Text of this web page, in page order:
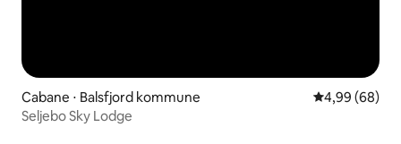
Cabane ⋅ Balsfjord kommune Évaluation
4,99 (68)
Seljebo Sky Lodge